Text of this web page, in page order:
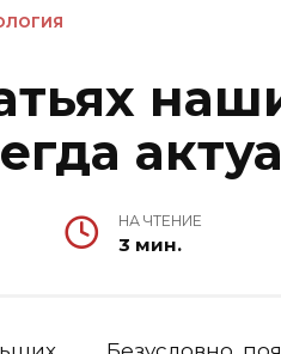
НА ЧТЕНИЕ
3 мин.